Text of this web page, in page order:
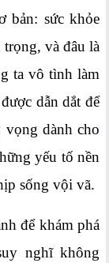
bản: sức khỏe
và đâu là
ta vô tình làm
dẫn dắt để
dành cho
yếu tố nền
sống vội vã.
để khám phá
nghĩ không